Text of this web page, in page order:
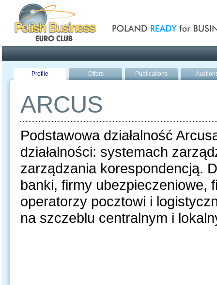
Profile Offers Publications
ARCUS
Podstawowa działalność
działalności: systemach
zarządzania korespondencją.
banki, firmy ubezpieczeniowe,
operatorzy pocztowi i
na szczeblu centralnym i